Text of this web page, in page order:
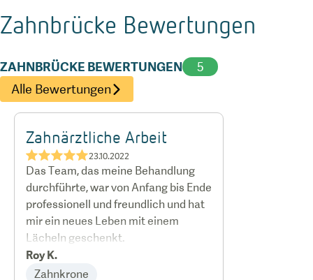
Zahnbrücke Bewertungen
ZAHNBRÜCKE BEWERTUNGEN
5
Alle Bewertungen
Zahnärztliche Arbeit
★★★★★23.10.2022
Das Team, das meine Behandlung
durchführte, war von Anfang bis Ende
professionell und freundlich und hat
mir ein neues Leben mit einem
Lächeln geschenkt.
Roy K.
Zahnkrone